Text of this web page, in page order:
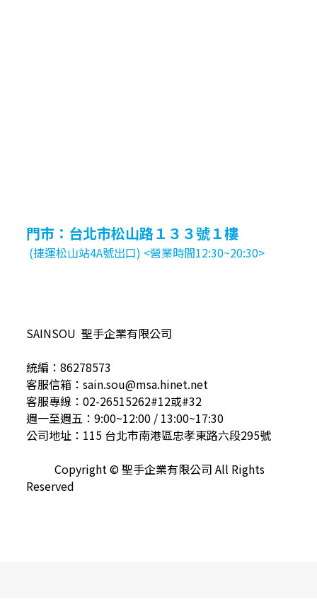
門市：台北市松山路１３３號１樓
(捷運松山站4A號出口) <營業時間12:30~20:30>
SAINSOU 聖手企業有限公司
統編：86278573
客服信箱：sain.sou@msa.hinet.net
客服專線：02-26515262#12或#32
週一至週五：9:00~12:00 / 13:00~17:30
公司地址：115 台北市南港區忠孝東路六段295號
Copyright © 聖手企業有限公司 All Rights
Reserved